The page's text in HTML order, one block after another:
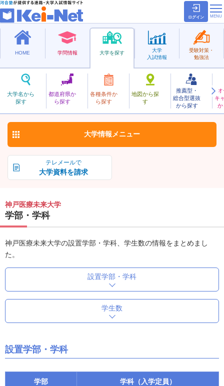
ログイン
HOME 学問情報 大学を探す
大学名から
探す
都道府県か
ら探す
各種条件か
ら探す
地図から探
す
推薦型・
総合型選抜
から探す
キ
か
大学
入試情報
受験対策・
勉強法
私立
こうべいりょうみらい
神戸医療未来大学 お気に入り
テレメールで
大学資料を請求
大学情報 メニュー
神戸医療未来大学
学部・学科
神戸医療未来大学の設置学部・学科、学生数の情報をまとめまし
た。
設置学部・学科
学生数
設置学部・学科
学部 学科（入学定員）